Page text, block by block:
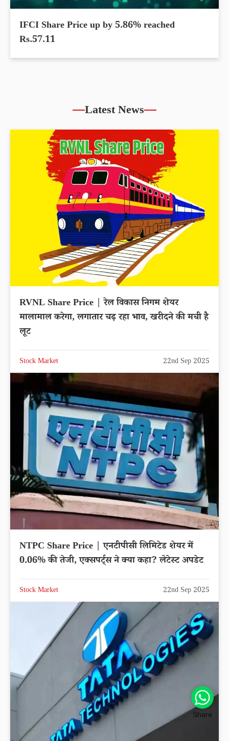
IFCI Share Price up by 5.86% reached
Rs.57.11
Latest News
RVNL Share Price | रेल विकास निगम शेयर
मालामाल करेगा, लगातार चढ़ रहा भाव, खरीदने की मची है
लूट
Stock Market 22nd Sep 2025
NTPC Share Price | एनटीपीसी लिमिटेड शेयर में
0.06% की तेजी, एक्सपर्ट्स ने क्या कहा? लेटेस्ट अपडेट
Stock Market 22nd Sep 2025
Share